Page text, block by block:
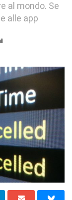
al mondo. Se
alle app